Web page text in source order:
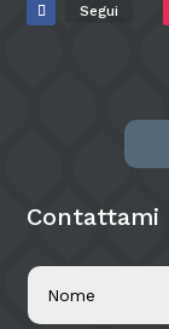
Segui
Contattami